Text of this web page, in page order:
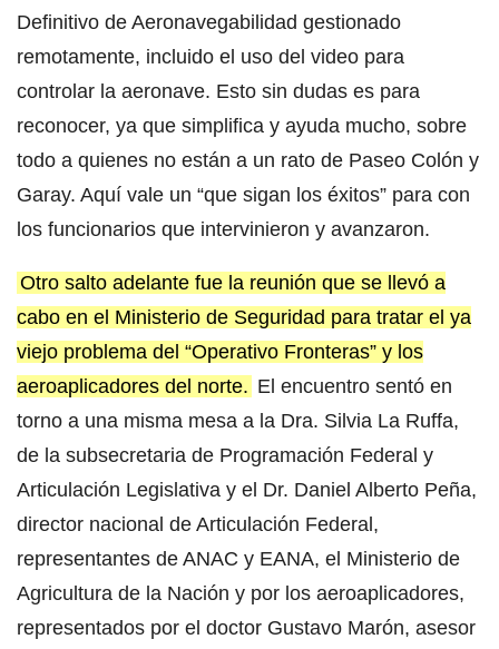
Definitivo de Aeronavegabilidad gestionado
remotamente, incluido el uso del video para
controlar la aeronave. Esto sin dudas es para
reconocer, ya que simplifica y ayuda mucho, sobre
todo a quienes no están a un rato de Paseo Colón y
Garay. Aquí vale un “que sigan los éxitos” para con
los funcionarios que intervinieron y avanzaron.
Otro salto adelante fue la reunión que se llevó a
cabo en el Ministerio de Seguridad para tratar el ya
viejo problema del “Operativo Fronteras” y los
aeroaplicadores del norte. El encuentro sentó en
torno a una misma mesa a la Dra. Silvia La Ruffa,
de la subsecretaria de Programación Federal y
Articulación Legislativa y el Dr. Daniel Alberto Peña,
director nacional de Articulación Federal,
representantes de ANAC y EANA, el Ministerio de
Agricultura de la Nación y por los aeroaplicadores,
representados por el doctor Gustavo Marón, asesor